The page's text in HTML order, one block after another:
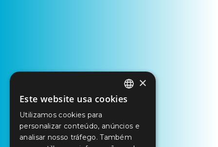
PORTUGUESE
ENGLISH
SPANISH
×
Este website usa cookies
Utilizamos cookies para
personalizar conteúdo, anúncios e
analisar nosso tráfego. Também